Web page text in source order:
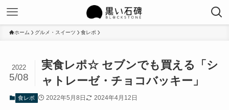
ホーム グルメ・スイーツ 食レポ
実食レポ☆ セブンでも買える「シ
ャトレーゼ・チョコバッキー」
2022
5/08
食レポ 2022年5月8日 2024年4月12日